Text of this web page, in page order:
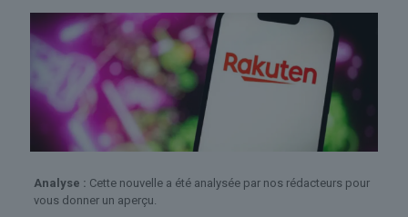
Analyse : Cette nouvelle a été analysée par nos rédacteurs pour
vous donner un aperçu.